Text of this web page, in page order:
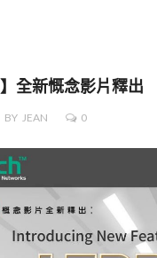
全新慨念影片釋出
BY JEAN 0